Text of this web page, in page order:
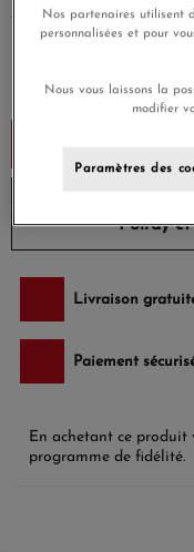
EN SAVOIR PLUS
Payez seulement 209
Poirayet
Livraison
Paiement
En achetant ce produit
programme de fidélité.
Nos partenaires utilisent
personnalisées et pour
Nous vous laissons la
modifier
Paramètres des